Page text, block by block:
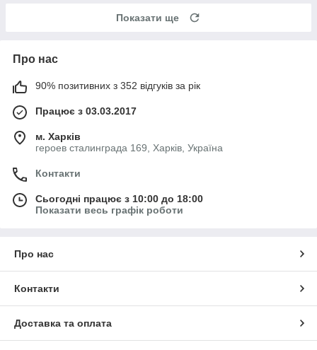
Показати ще
Про нас
90% позитивних з 352 відгуків за рік
Працює з 03.03.2017
м. Харків
героев сталинграда 169, Харків, Україна
Контакти
Сьогодні працює з 10:00 до 18:00
Показати весь графік роботи
Про нас
Контакти
Доставка та оплата